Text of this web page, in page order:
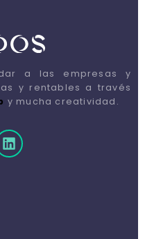
a las empresas y
y rentables a través
y mucha creatividad.